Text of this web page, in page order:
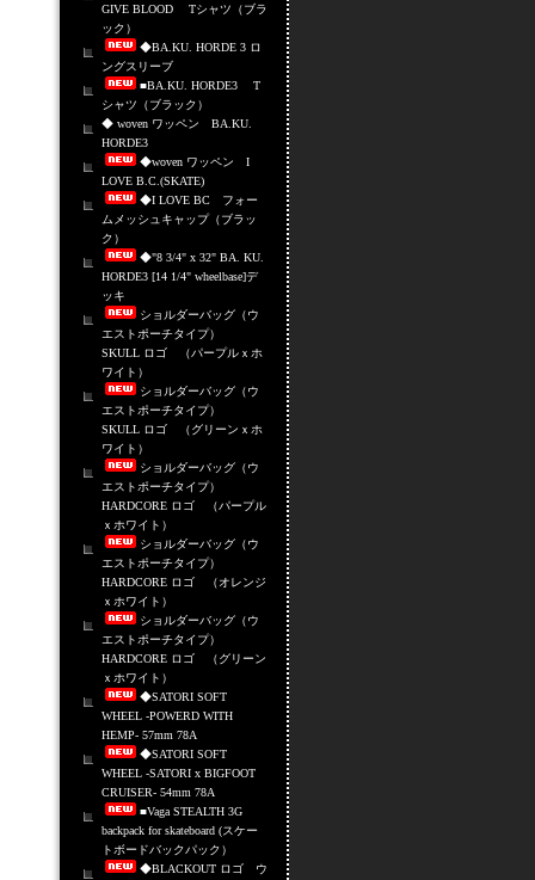
GIVE BLOOD Tシャツ（ブラ
ック）
◆BA.KU. HORDE 3 ロ
ングスリーブ
■BA.KU. HORDE3 T
シャツ（ブラック）
◆ woven ワッペン BA.KU.
HORDE3
◆woven ワッペン I
LOVE B.C.(SKATE)
◆I LOVE BC フォー
ムメッシュキャップ（ブラッ
ク）
◆"8 3/4" x 32" BA. KU.
HORDE3 [14 1/4" wheelbase]デ
ッキ
ショルダーバッグ（ウ
エストポーチタイプ）
SKULL ロゴ （パープルｘホ
ワイト）
ショルダーバッグ（ウ
エストポーチタイプ）
SKULL ロゴ （グリーンｘホ
ワイト）
ショルダーバッグ（ウ
エストポーチタイプ）
HARDCORE ロゴ （パープル
ｘホワイト）
ショルダーバッグ（ウ
エストポーチタイプ）
HARDCORE ロゴ （オレンジ
ｘホワイト）
ショルダーバッグ（ウ
エストポーチタイプ）
HARDCORE ロゴ （グリーン
ｘホワイト）
◆SATORI SOFT
WHEEL -POWERD WITH
HEMP- 57mm 78A
◆SATORI SOFT
WHEEL -SATORI x BIGFOOT
CRUISER- 54mm 78A
■Vaga STEALTH 3G
backpack for skateboard (スケー
トボードバックパック）
◆BLACKOUT ロゴ ウ